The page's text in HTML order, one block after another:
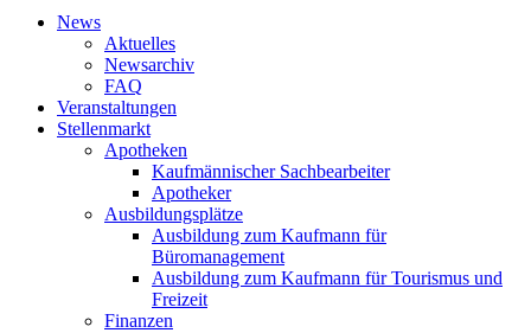
News
Aktuelles
Newsarchiv
FAQ
Veranstaltungen
Stellenmarkt
Apotheken
Kaufmännischer Sachbearbeiter
Apotheker
Ausbildungsplätze
Ausbildung zum Kaufmann für
Büromanagement
Ausbildung zum Kaufmann für Tourismus und
Freizeit
Finanzen